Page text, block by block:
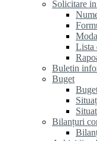
Solicitare
Lista
Buletin
Buget
Bilanțuri